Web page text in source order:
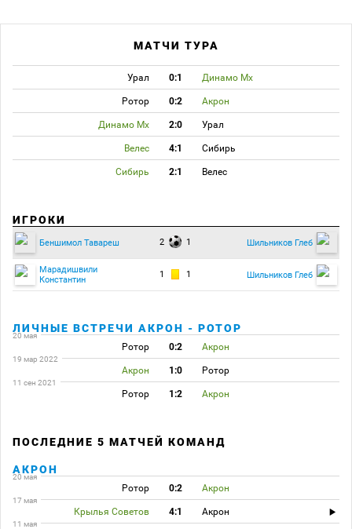
МАТЧИ ТУРА
Урал 0:1 Динамо Мх
Ротор 0:2 Акрон
Динамо Мх 2:0 Урал
Велес 4:1 Сибирь
Сибирь 2:1 Велес
ИГРОКИ
Беншимол Тавареш 2 1 Шильников Глеб
Марадишвили
Константин
1 1 Шильников Глеб
ЛИЧНЫЕ ВСТРЕЧИ АКРОН - РОТОР
20 мая
Ротор 0:2 Акрон
19 мар 2022
Акрон 1:0 Ротор
11 сен 2021
Ротор 1:2 Акрон
ПОСЛЕДНИЕ 5 МАТЧЕЙ КОМАНД
АКРОН
20 мая
Ротор 0:2 Акрон
17 мая
Крылья Советов 4:1 Акрон
11 мая